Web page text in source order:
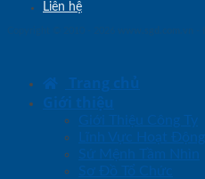
Liên hệ
Trang chủ
Giới thiệu
Giới Thiệu Công Ty
Lĩnh Vực Hoạt Động
Sứ Mệnh Tầm Nhìn
Sơ Đồ Tổ Chức